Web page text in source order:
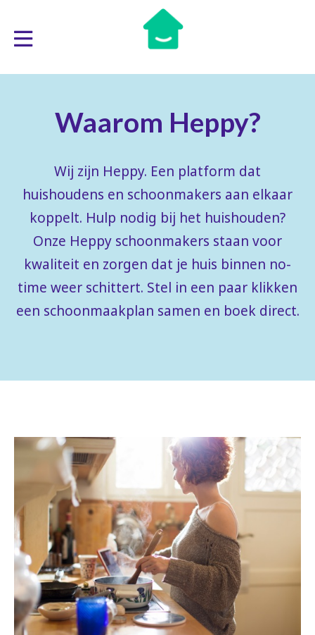
Waarom Heppy?
Wij zijn Heppy. Een platform dat
huishoudens en schoonmakers aan elkaar
koppelt. Hulp nodig bij het huishouden?
Onze Heppy schoonmakers staan voor
kwaliteit en zorgen dat je huis binnen no-
time weer schittert. Stel in een paar klikken
een schoonmaakplan samen en boek direct.